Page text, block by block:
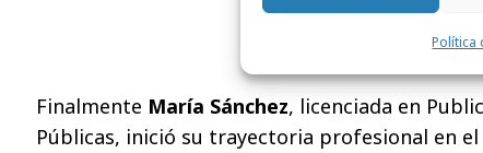
Política
Finalmente María Sánchez, licenciada en
Públicas, inició su trayectoria profesional en